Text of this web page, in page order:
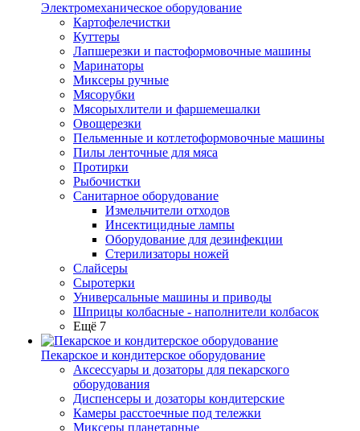
Электромеханическое оборудование
Картофелечистки
Куттеры
Лапшерезки и пастоформовочные машины
Маринаторы
Миксеры ручные
Мясорубки
Мясорыхлители и фаршемешалки
Овощерезки
Пельменные и котлетоформовочные машины
Пилы ленточные для мяса
Протирки
Рыбочистки
Санитарное оборудование
Измельчители отходов
Инсектицидные лампы
Оборудование для дезинфекции
Стерилизаторы ножей
Слайсеры
Сыротерки
Универсальные машины и приводы
Шприцы колбасные - наполнители колбасок
Ещё 7
Пекарское и кондитерское оборудование
Аксессуары и дозаторы для пекарского
оборудования
Диспенсеры и дозаторы кондитерские
Камеры расстоечные под тележки
Миксеры планетарные